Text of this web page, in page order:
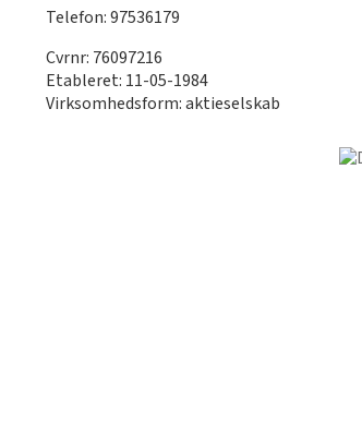
Telefon: 97536179
Cvrnr: 76097216
Etableret: 11-05-1984
Virksomhedsform: aktieselskab